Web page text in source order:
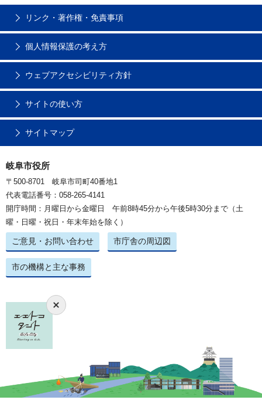
リンク・著作権・免責事項
個人情報保護の考え方
ウェブアクセシビリティ方針
サイトの使い方
サイトマップ
岐阜市役所
〒500-8701 岐阜市司町40番地1
代表電話番号：058-265-4141
開庁時間：月曜日から金曜日 午前8時45分から午後5時30分まで（土
曜・日曜・祝日・年末年始を除く）
ご意見・お問い合わせ 市庁舎の周辺図
市の機構と主な事務